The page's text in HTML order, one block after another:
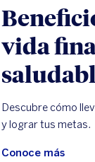
vida
Descubre cómo
y lograr tus metas.
Conoce más